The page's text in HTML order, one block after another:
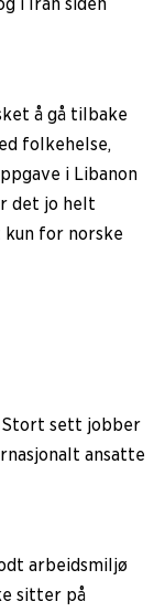
å gå tilbake
folkehelse,
i Libanon
det jo helt
for norske
Stort sett jobber
ansatte
arbeidsmiljø
sitter på